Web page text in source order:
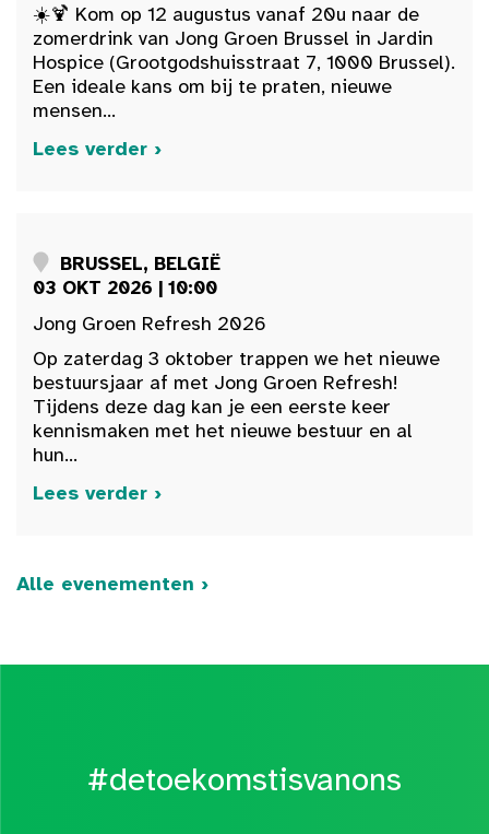
☀️🍹 Kom op 12 augustus vanaf 20u naar de
zomerdrink van Jong Groen Brussel in Jardin
Hospice (Grootgodshuisstraat 7, 1000 Brussel).
Een ideale kans om bij te praten, nieuwe
mensen...
Lees verder ›
BRUSSEL, BELGIË
03 OKT 2026 | 10:00
Jong Groen Refresh 2026
Op zaterdag 3 oktober trappen we het nieuwe
bestuursjaar af met Jong Groen Refresh!
Tijdens deze dag kan je een eerste keer
kennismaken met het nieuwe bestuur en al
hun...
Lees verder ›
Alle evenementen ›
#detoekomstisvanons